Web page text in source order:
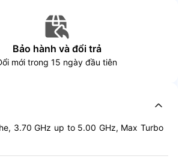
Bảo hành và đổi trả
mới trong 15 ngày đầu tiên
3.70 GHz up to 5.00 GHz, Max Turbo